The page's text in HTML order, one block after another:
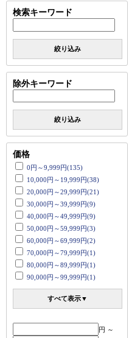
検索キーワード
絞り込み
除外キーワード
絞り込み
価格
0円～9,999円(135)
10,000円～19,999円(38)
20,000円～29,999円(21)
30,000円～39,999円(9)
40,000円～49,999円(9)
50,000円～59,999円(3)
60,000円～69,999円(2)
70,000円～79,999円(1)
80,000円～89,999円(1)
90,000円～99,999円(1)
すべて表示▼
円 ～